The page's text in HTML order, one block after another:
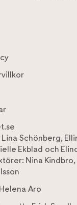
Lina Schönberg,
Ekblad och
Nina Kindbro,
Helena Aro